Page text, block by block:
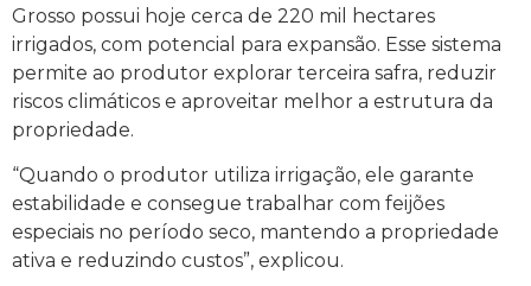
Grosso possui hoje cerca de 220 mil hectares
irrigados, com potencial para expansão. Esse sistema
permite ao produtor explorar terceira safra, reduzir
riscos climáticos e aproveitar melhor a estrutura da
propriedade.
“Quando o produtor utiliza irrigação, ele garante
estabilidade e consegue trabalhar com feijões
especiais no período seco, mantendo a propriedade
ativa e reduzindo custos”, explicou.